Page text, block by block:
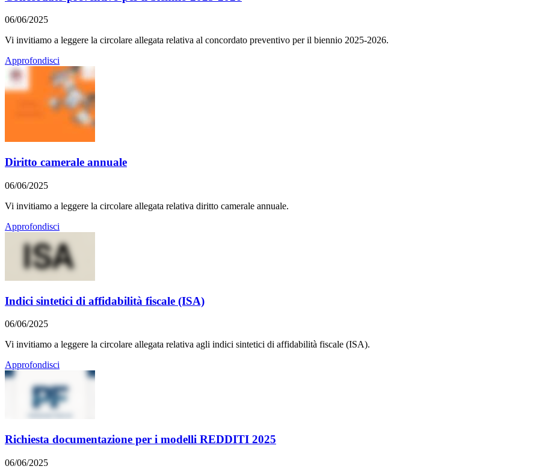
06/06/2025
Vi invitiamo a leggere la circolare allegata relativa al concordato preventivo per il biennio 2025-2026.
Approfondisci
Diritto camerale annuale
06/06/2025
Vi invitiamo a leggere la circolare allegata relativa diritto camerale annuale.
Approfondisci
Indici sintetici di affidabilità fiscale (ISA)
06/06/2025
Vi invitiamo a leggere la circolare allegata relativa agli indici sintetici di affidabilità fiscale (ISA).
Approfondisci
Richiesta documentazione per i modelli REDDITI 2025
06/06/2025